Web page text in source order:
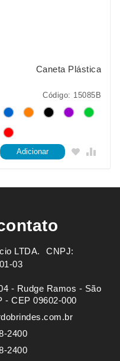
Caneta Plástica
Código: 15085B
Adicionar
ㅤㅤㅤ CNPJ:
03
- Rudge Ramos - São
- CEP 09602-000
2400
2400